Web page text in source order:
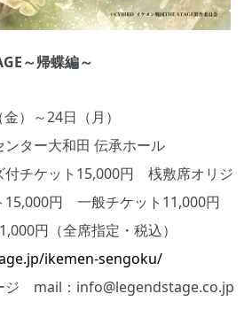
～帰蝶編～
金）～24日（月）
ター大和田 伝承ホール
付チケット15,000円 桟敷席オリジ
15,000円 一般チケット11,000円
円（全席指定・税込）
ikemen-sengoku/
ジ mail：info@legendstage.co.jp